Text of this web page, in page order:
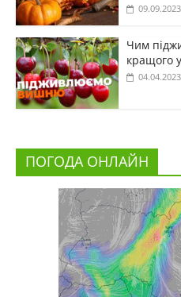
09.09.2023
Чим
кращого
04.04.2023
ПОГОДА ОНЛАЙН